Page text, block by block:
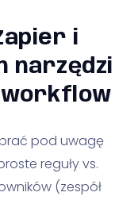
i
narzędzi
pod uwagę
reguły vs.
(zespół